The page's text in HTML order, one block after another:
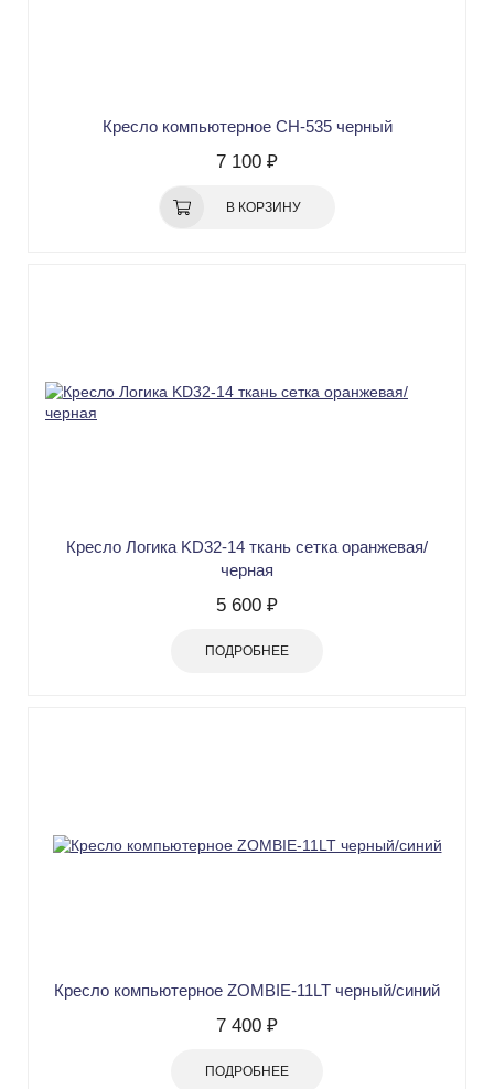
Кресло компьютерное СН-535 черный
7 100 ₽
В КОРЗИНУ
Кресло Логика KD32-14 ткань сетка оранжевая/
черная
5 600 ₽
ПОДРОБНЕЕ
Кресло компьютерное ZOMBIE-11LT черный/синий
7 400 ₽
ПОДРОБНЕЕ